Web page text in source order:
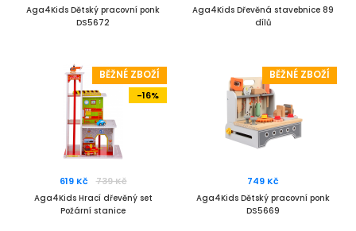
Aga4Kids Dětský pracovní ponk
DS5672
Aga4Kids Dřevěná stavebnice 89
dílů
BĚŽNÉ ZBOŽÍ
-16%
619 Kč 739 Kč
Aga4Kids Hrací dřevěný set
Požární stanice
BĚŽNÉ ZBOŽÍ
749 Kč
Aga4Kids Dětský pracovní ponk
DS5669